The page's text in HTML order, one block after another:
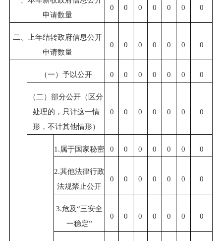
申请数量
0 0 0 0 0 0 0
二、上年结转政府信息公开
申请数量
0 0 0 0 0 0 0
（一）予以公开 0 0 0 0 0 0 0
（二）部分公开（区分
处理的，只计这一情
形，不计其他情形）
0 0 0 0 0 0 0
1.属于国家秘密 0 0 0 0 0 0 0
2.其他法律行政
法规禁止公开
0 0 0 0 0 0 0
3.危及“三安全
一稳定”
0 0 0 0 0 0 0